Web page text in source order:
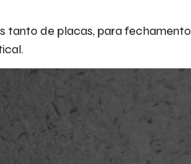
tanto de placas, para fechamento